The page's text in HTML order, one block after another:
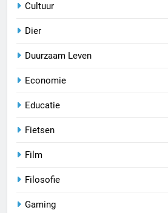
Cultuur
Dier
Duurzaam Leven
Economie
Educatie
Fietsen
Film
Filosofie
Gaming